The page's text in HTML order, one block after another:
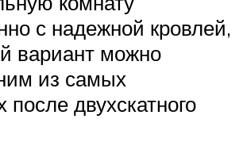
с надежной кровлей,
вариант можно
из самых
после двухскатного